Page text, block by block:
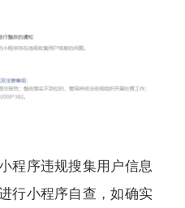
程序违规搜集用户信息
行小程序自查，如确实